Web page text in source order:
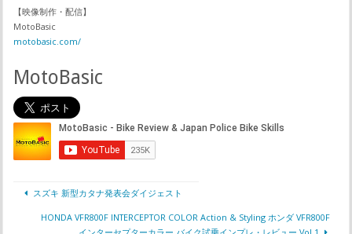
【映像制作・配信】
MotoBasic
motobasic.com/
MotoBasic
スズキ 新型カタナ発表会ダイジェスト
HONDA VFR800F INTERCEPTOR COLOR Action & Styling ホンダ VFR800F